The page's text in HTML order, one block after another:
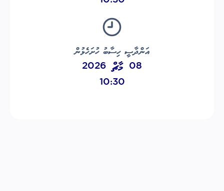
އަންދާސީ ހިސާބު ހުށަހެޅުން
08 މާޗް 2026
10:30